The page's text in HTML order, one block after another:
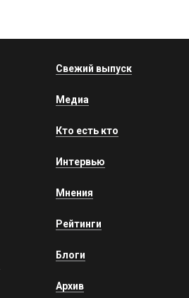
Свежий выпуск
Медиа
Кто есть кто
Интервью
Мнения
Рейтинги
Блоги
Архив